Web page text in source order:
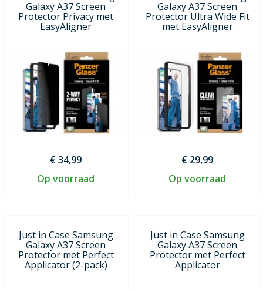
Galaxy A37 Screen
Protector Privacy met
EasyAligner
€ 34,99
Op voorraad
Galaxy A37 Screen
Protector Ultra Wide Fit
met EasyAligner
€ 29,99
Op voorraad
Just in Case Samsung
Galaxy A37 Screen
Protector met Perfect
Applicator (2-pack)
Just in Case Samsung
Galaxy A37 Screen
Protector met Perfect
Applicator